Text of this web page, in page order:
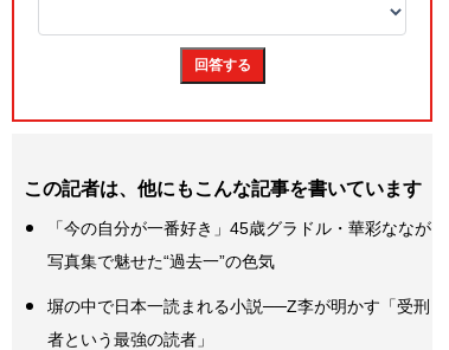
この記者は、他にもこんな記事を書いています
「今の自分が一番好き」45歳グラドル・華彩ななが
写真集で魅せた“過去一”の色気
塀の中で日本一読まれる小説──Z李が明かす「受刑
者という最強の読者」